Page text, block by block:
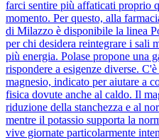
farci sentire più affaticati proprio
momento. Per questo, alla
di Milazzo è disponibile la linea
per chi desidera reintegrare i sali
più energia. Polase propone una
rispondere a esigenze diverse.
magnesio, indicato per aiutare a
fisica dovute anche al caldo. Il
riduzione della stanchezza e al
mentre il potassio supporta la
vive giornate particolarmente